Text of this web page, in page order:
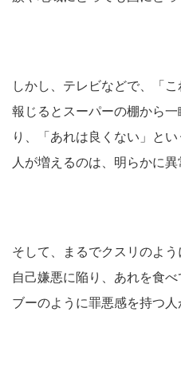
しかし、テレビなどで、「
報じるとスーパーの棚から
り、「あれは良くない」と
人が増えるのは、明らかに異
そして、まるでクスリのよ
自己嫌悪に陥り、あれを食
ブーのように罪悪感を持つ人